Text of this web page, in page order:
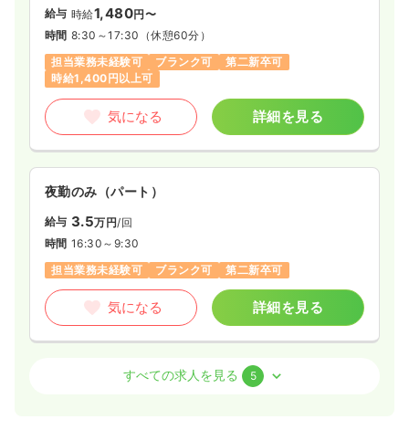
※経験10年の例
時間 8:30～17:00
第二新卒可
月給23万円以上可
気になる 詳細を見る
訪問診療 一般病院
日勤のみ（常勤）
21.5
時間 8:30～17:00
日祝休み
月給23万円以上可
給与 時給1,480円〜
時間 8:30～17:30 （休憩60分）
担当業務未経験可
ブランク可
第二新卒可
時給1,400円以上可
気になる 詳細を見る
夜勤のみ（パート）
給与 3.5万円/回
時間 16:30～9:30
担当業務未経験可
ブランク可 第二新卒可
気になる 詳細を見る
すべての求人を見る 5